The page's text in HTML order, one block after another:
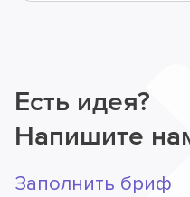
Есть идея?
Напишите
Заполнить бриф